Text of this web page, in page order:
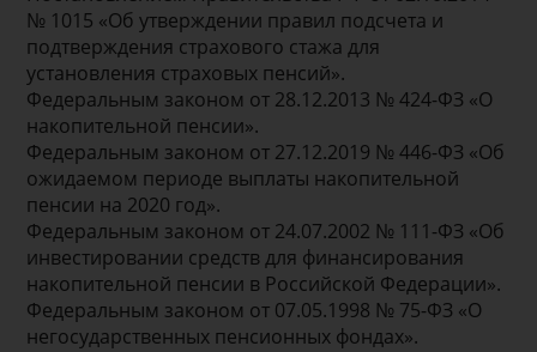
№ 1015 «Об утверждении правил подсчета и
подтверждения страхового стажа для
установления страховых пенсий».
Федеральным законом от 28.12.2013 № 424-ФЗ «О
накопительной пенсии».
Федеральным законом от 27.12.2019 № 446-ФЗ «Об
ожидаемом периоде выплаты накопительной
пенсии на 2020 год».
Федеральным законом от 24.07.2002 № 111-ФЗ «Об
инвестировании средств для финансирования
накопительной пенсии в Российской Федерации».
Федеральным законом от 07.05.1998 № 75-ФЗ «О
негосударственных пенсионных фондах».